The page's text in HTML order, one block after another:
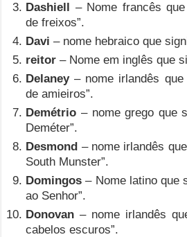
Dashiell – Nome francês
de freixos”.
Davi – nome hebraico que
reitor – Nome em inglês que
Delaney– nome irlandês que
de amieiros”.
Demétrio – nome grego que
Deméter”.
Desmond – nome irlandês
South Munster”.
Domingos – Nome latino que
ao Senhor”.
Donovan – nome irlandês
cabelos escuros”.